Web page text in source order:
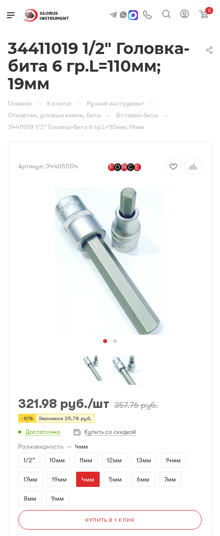
0
34411019 1/2" Головка-
бита 6 гр.L=110мм;
19мм
Главная — Каталог — Ручной инструмент —
Отвертки, угловые ключи, биты — Вставки-биты —
34411019 1/2" Головка-бита 6 гр.L=110мм; 19мм
Артикул: 34405504
321.98 руб./шт 357.76руб.
-10% Экономия 35.78 руб.
Достаточно Купить со скидкой
Разновидность — 4мм
1/2"
10мм 11мм 12мм 13мм 14мм
17мм 19мм 4мм 5мм 6мм 7мм
8мм 9мм
КУПИТЬ В 1 КЛИК